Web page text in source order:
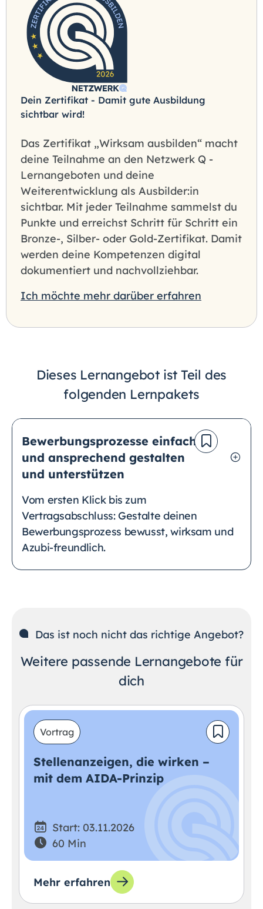
Dein Zertifikat - Damit gute Ausbildung
sichtbar wird!
Das Zertifikat „Wirksam ausbilden“ macht
deine Teilnahme an den Netzwerk Q -
Lernangeboten und deine
Weiterentwicklung als Ausbilder:in
sichtbar. Mit jeder Teilnahme sammelst du
Punkte und erreichst Schritt für Schritt ein
Bronze-, Silber- oder Gold-Zertifikat. Damit
werden deine Kompetenzen digital
dokumentiert und nachvollziehbar.
Ich möchte mehr darüber erfahren
Dieses Lernangebot ist Teil des
folgenden Lernpakets
Bewerbungsprozesse einfach
und ansprechend gestalten
und unterstützen
Vom ersten Klick bis zum
Vertragsabschluss: Gestalte deinen
Bewerbungsprozess bewusst, wirksam und
Azubi-freundlich.
Das ist noch nicht das richtige Angebot?
Weitere passende Lernangebote für
dich
Vortrag
Stellenanzeigen, die wirken –
mit dem AIDA-Prinzip
Start: 03.11.2026
60 Min
Mehr erfahren